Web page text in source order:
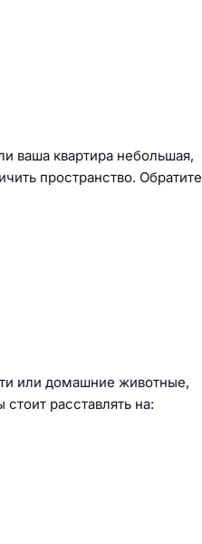
ваша квартира небольшая,
пространство. Обратите
или домашние животные,
расставлять на: